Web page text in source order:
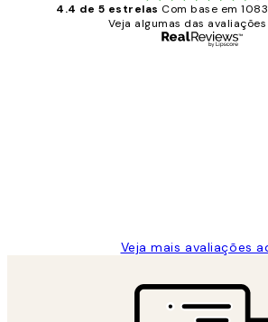
4.4 de 5 estrelas Com base em
Veja algumas das
Veja mais avaliações